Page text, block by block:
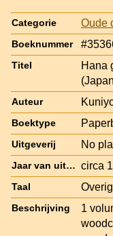
Categorie Oude
Boeknummer
Titel
Hana
Auteur
Boektype
Uitgeverij No
Jaar van uitgave circa
Taal Overig
Beschrijving
1